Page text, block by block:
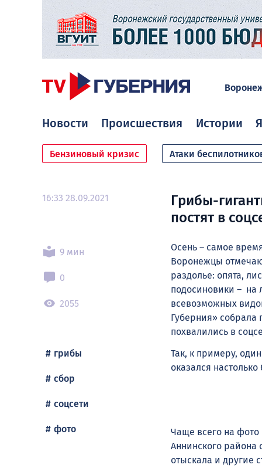
Новости Происшествия Истории
Бензиновый кризис Атаки
16:33 28.09.2021
9 мин
0
2055
грибы
сбор
соцсети
фото
Грибы-
постят в
Осень – самое
Воронежцы
раздолье: опята,
подосиновики – на
всевозможных
Губерния»
похвалились в
Так, к примеру,
оказался
Чаще всего на фото
Аннинского района
отыскала и другие